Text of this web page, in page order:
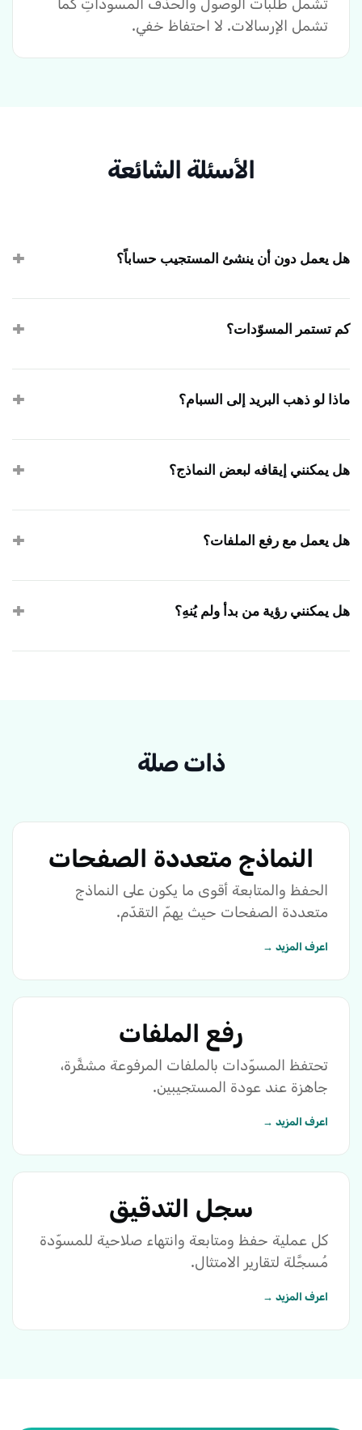
تشمل الإرسالات. لا احتفاظ خفي.
الأسئلة الشائعة
هل يعمل دون أن ينشئ المستجيب حساباً؟
ليكملوا.
كم تستمر المسوّدات؟
ماذا لو ذهب البريد إلى السبام؟
هل يمكنني إيقافه لبعض النماذج؟
هل يعمل مع رفع الملفات؟
هل يمكنني رؤية من بدأ ولم يُنهِ؟
ذات صلة
النماذج متعددة الصفحات
الحفظ والمتابعة أقوى ما يكون على النماذج
متعددة الصفحات حيث يهمّ التقدّم.
اعرف المزيد →
رفع الملفات
تحتفظ المسوّدات بالملفات المرفوعة مشفَّرة،
جاهزة عند عودة المستجيبين.
اعرف المزيد →
سجل التدقيق
كل عملية حفظ ومتابعة وانتهاء صلاحية للمسوّدة
مُسجَّلة لتقارير الامتثال.
اعرف المزيد →